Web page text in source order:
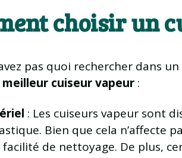
choisir un
pas quoi rechercher dans
meilleur cuiseur vapeur :
: Les cuiseurs vapeur sont
Bien que cela n’affecte
facilité de nettoyage. De plus,